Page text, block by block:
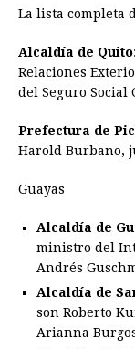
La lista completa
Alcaldía de Quito
Relaciones
del Seguro Social
Prefectura de
Harold Burbano,
Guayas
Alcaldía de
ministro del
Andrés
Alcaldía de
son Roberto
Arianna